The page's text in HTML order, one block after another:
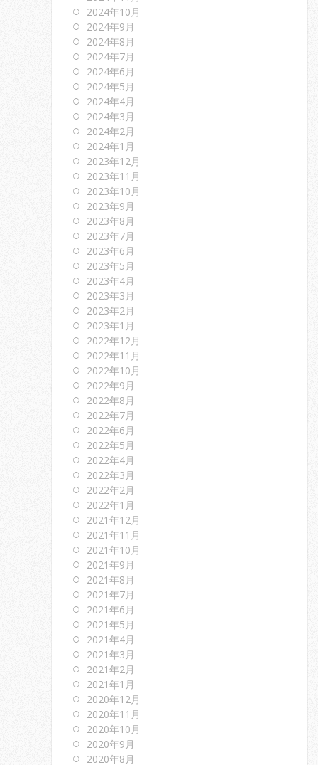
2024年10月
2024年9月
2024年8月
2024年7月
2024年6月
2024年5月
2024年4月
2024年3月
2024年2月
2024年1月
2023年12月
2023年11月
2023年10月
2023年9月
2023年8月
2023年7月
2023年6月
2023年5月
2023年4月
2023年3月
2023年2月
2023年1月
2022年12月
2022年11月
2022年10月
2022年9月
2022年8月
2022年7月
2022年6月
2022年5月
2022年4月
2022年3月
2022年2月
2022年1月
2021年12月
2021年11月
2021年10月
2021年9月
2021年8月
2021年7月
2021年6月
2021年5月
2021年4月
2021年3月
2021年2月
2021年1月
2020年12月
2020年11月
2020年10月
2020年9月
2020年8月